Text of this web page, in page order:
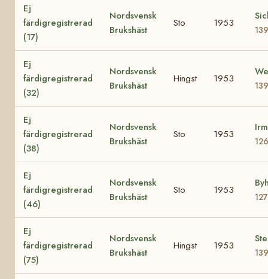
Ej
färdigregistrerad
(17)
Nordsvensk
Brukshäst
Sto 1953
Ej
färdigregistrerad
(32)
Nordsvensk
Brukshäst
Hingst 1953
Ej
färdigregistrerad
(38)
Nordsvensk
Brukshäst
Sto 1953
Ej
färdigregistrerad
(46)
Nordsvensk
Brukshäst
Sto 1953
Ej
färdigregistrerad
(75)
Nordsvensk
Brukshäst
Hingst 1953